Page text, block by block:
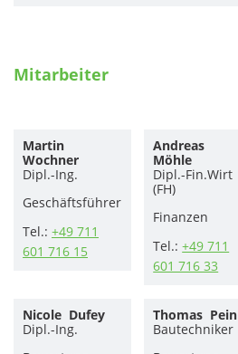
Mitarbeiter
Martin
Wochner
Dipl.-Ing.
Geschäftsführer
Tel.: +49 711
601 716 15
Andreas
Möhle
Dipl.-Fin.Wirt
(FH)
Finanzen
Tel.:+49 711
601 716 33
Nicole Dufey
Dipl.-Ing.
Thomas Pein
Bautechniker